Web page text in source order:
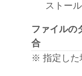
You shall
any copy
4.
ストー
ファイルの
合
※ 指定した